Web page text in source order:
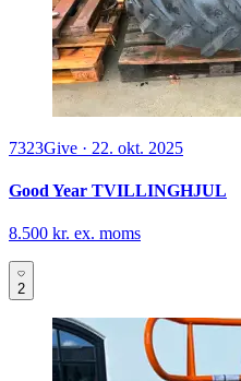
7323Give · 22. okt. 2025
Good Year TVILLINGHJUL
8.500 kr. ex. moms
2